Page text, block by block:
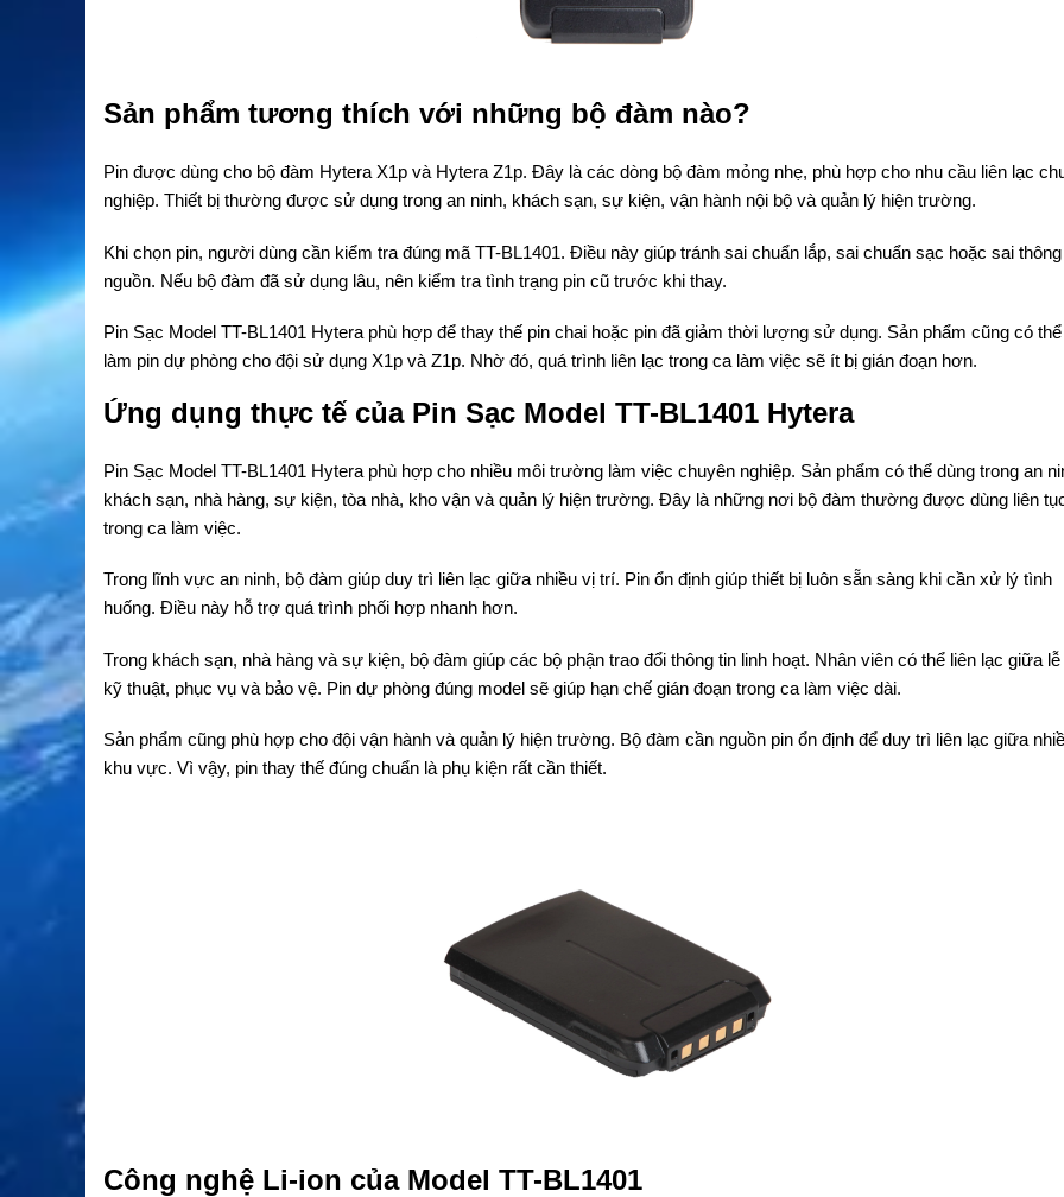
Sản phẩm tương thích với những bộ đàm nào?
Pin được dùng cho bộ đàm Hytera X1p và Hytera Z1p. Đây là các dòng bộ đàm mỏng nhẹ, phù hợp cho nhu cầu liên lạc
nghiệp. Thiết bị thường được sử dụng trong an ninh, khách sạn, sự kiện, vận hành nội bộ và quản lý hiện trường.
Khi chọn pin, người dùng cần kiểm tra đúng mã TT-BL1401. Điều này giúp tránh sai chuẩn lắp, sai chuẩn sạc hoặc sai
nguồn. Nếu bộ đàm đã sử dụng lâu, nên kiểm tra tình trạng pin cũ trước khi thay.
Pin Sạc Model TT-BL1401 Hytera phù hợp để thay thế pin chai hoặc pin đã giảm thời lượng sử dụng. Sản phẩm cũng có
làm pin dự phòng cho đội sử dụng X1p và Z1p. Nhờ đó, quá trình liên lạc trong ca làm việc sẽ ít bị gián đoạn hơn.
Ứng dụng thực tế của Pin Sạc Model TT-BL1401 Hytera
Pin Sạc Model TT-BL1401 Hytera phù hợp cho nhiều môi trường làm việc chuyên nghiệp. Sản phẩm có thể dùng trong an
khách sạn, nhà hàng, sự kiện, tòa nhà, kho vận và quản lý hiện trường. Đây là những nơi bộ đàm thường được dùng liên
trong ca làm việc.
Trong lĩnh vực an ninh, bộ đàm giúp duy trì liên lạc giữa nhiều vị trí. Pin ổn định giúp thiết bị luôn sẵn sàng khi cần xử lý tình
huống. Điều này hỗ trợ quá trình phối hợp nhanh hơn.
Trong khách sạn, nhà hàng và sự kiện, bộ đàm giúp các bộ phận trao đổi thông tin linh hoạt. Nhân viên có thể liên lạc giữa lễ
kỹ thuật, phục vụ và bảo vệ. Pin dự phòng đúng model sẽ giúp hạn chế gián đoạn trong ca làm việc dài.
Sản phẩm cũng phù hợp cho đội vận hành và quản lý hiện trường. Bộ đàm cần nguồn pin ổn định để duy trì liên lạc giữa
khu vực. Vì vậy, pin thay thế đúng chuẩn là phụ kiện rất cần thiết.
Công nghệ Li-ion của Model TT-BL1401